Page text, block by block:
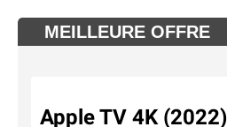
MEILLEURE OFFRE
Apple TV 4K (2022)